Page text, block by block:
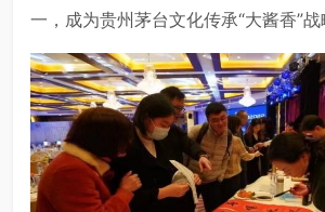
一，成为贵州茅台文化传承“大酱香”战